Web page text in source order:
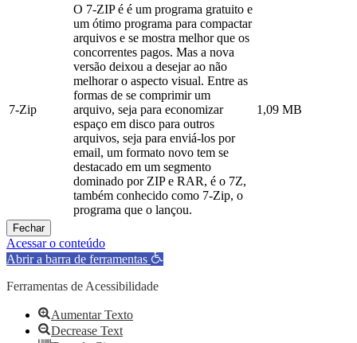
7-Zip
O 7-ZIP é é um programa gratuito e
um ótimo programa para compactar
arquivos e se mostra melhor que os
concorrentes pagos. Mas a nova
versão deixou a desejar ao não
melhorar o aspecto visual. Entre as
formas de se comprimir um
arquivo, seja para economizar
espaço em disco para outros
arquivos, seja para enviá-los por
email, um formato novo tem se
destacado em um segmento
dominado por ZIP e RAR, é o 7Z,
também conhecido como 7-Zip, o
programa que o lançou.
1,09 MB
Fechar
Acessar o conteúdo
Abrir a barra de ferramentas
Ferramentas de Acessibilidade
Aumentar Texto
Decrease Text